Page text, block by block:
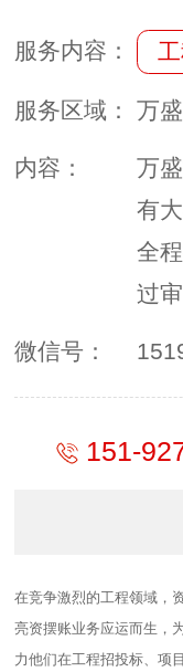
服务内容：
服务区域： 万盛
内容：
万
有
全
过
微信号：
151-
在竞争激烈的工程领域，
亮资摆账业务应运而生，
力他们在工程招投标、项